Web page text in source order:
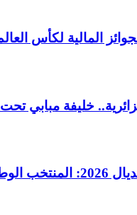
المالية لكأس العالم
خليفة مبابي
تصفيات مونديال 2026: